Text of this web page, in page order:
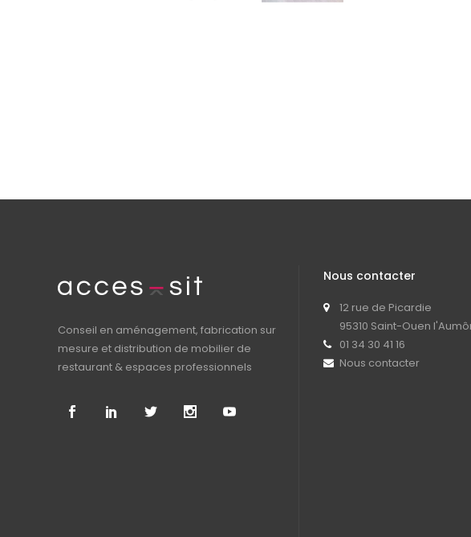
Conseil en aménagement, fabrication sur
mesure et distribution de mobilier de
restaurant & espaces professionnels
Nous contacter
12 rue de Picardie
95310 Saint-Ouen
01 34 30 41 16
Nous contacter